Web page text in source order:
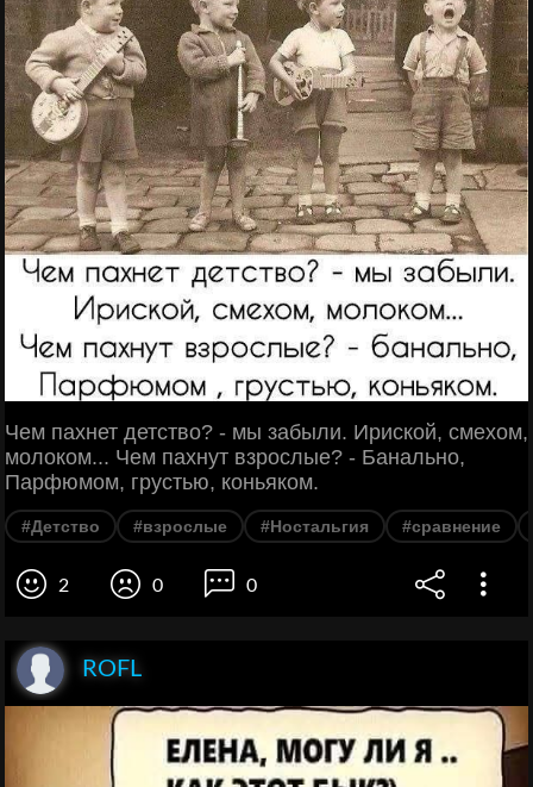
Чем пахнет детство? - мы забыли. Ириской, смехом,
молоком... Чем пахнут взрослые? - Банально,
Парфюмом, грустью, коньяком.
#Детство #взрослые #Ностальгия #сравнение
2 0 0
ROFL